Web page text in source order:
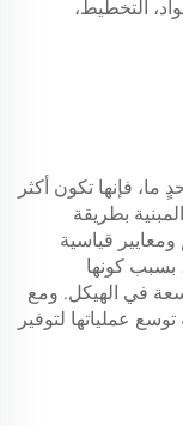
التخطيط،
ما، فإنها تكون أكثر
بطريقة
قياسية
بسبب كونها
في الهيكل. ومع
عملياتها لتوفير